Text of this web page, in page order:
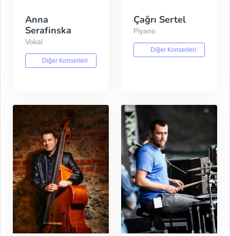
Anna
Serafinska
Vokal
Diğer Konserleri
Çağrı Sertel
Piyano
Diğer Konserleri